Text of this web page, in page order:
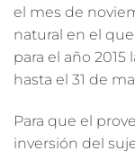
el mes de
natural en el
para el año
hasta el 31 de
Para que el
inversión del